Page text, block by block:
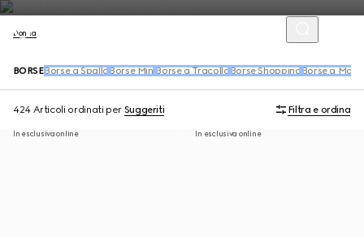
Donna
BORSE Borse a Spalla Borse Mini Borse a Tracolla Borse Shopping Borse a Mano
424 Articoli ordinati per Suggeriti Filtra e ordina
In esclusiva online In esclusiva online